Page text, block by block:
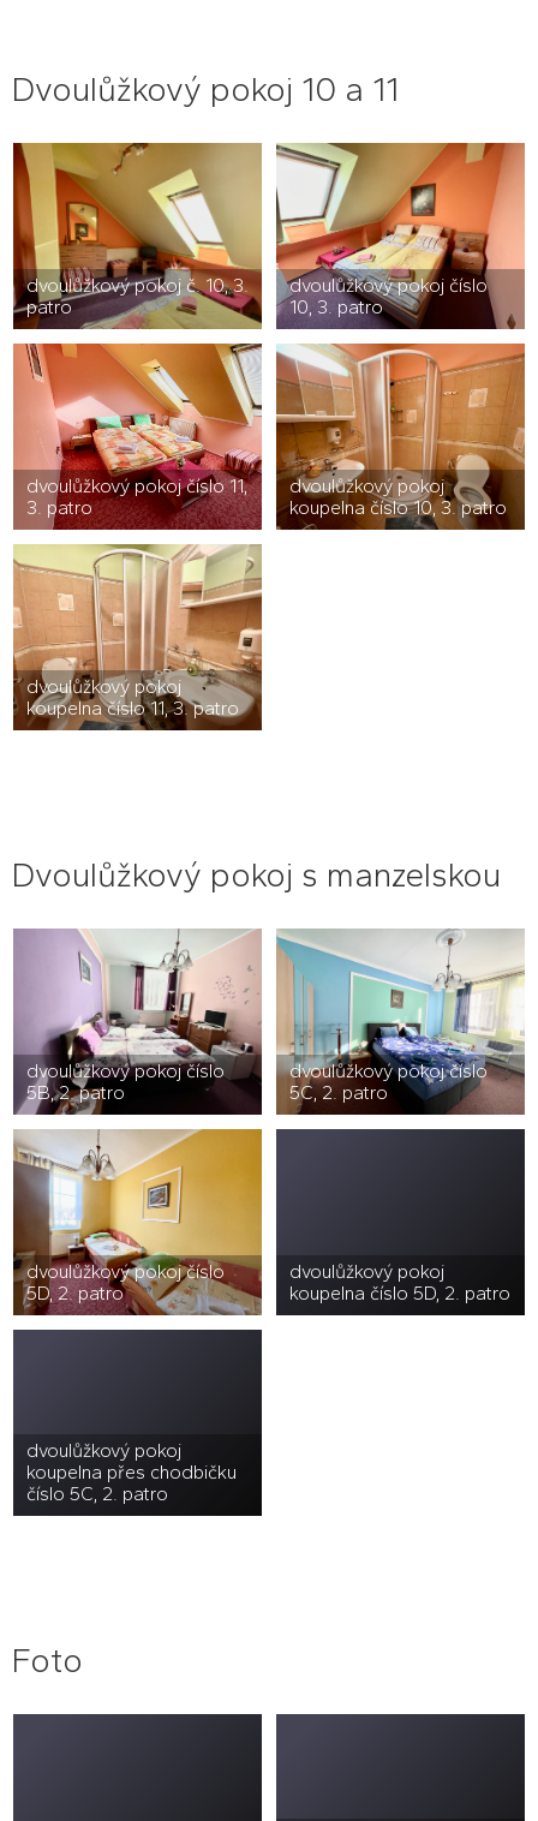
Dvoulůžkový pokoj 10 a 11
dvoulůžkový pokoj č. 10, 3.
patro
dvoulůžkový pokoj číslo
10, 3. patro
dvoulůžkový pokoj číslo 11,
3. patro
dvoulůžkový pokoj
koupelna číslo 10, 3. patro
dvoulůžkový pokoj
koupelna číslo 11, 3. patro
Dvoulůžkový pokoj s manzelskou
dvoulůžkový pokoj číslo
5B, 2. patro
dvoulůžkový pokoj číslo
5C, 2. patro
dvoulůžkový pokoj číslo
5D, 2. patro
dvoulůžkový pokoj
koupelna číslo 5D, 2. patro
dvoulůžkový pokoj
koupelna přes chodbičku
číslo 5C, 2. patro
Foto